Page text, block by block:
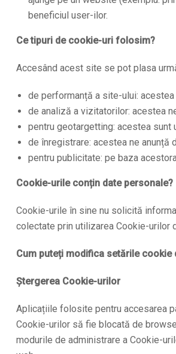
beneficiul user-ilor.
Ce tipuri de cookie-uri folosim?
Accesând acest site se pot plasa
de performanță a site-ului:
de analiză a vizitatorilor: acestea
pentru geotargetting: acestea
de înregistrare: acestea ne anunță
pentru publicitate: pe baza
Cookie-urile conțin date personale?
Cookie-urile în sine nu solicită
colectate prin utilizarea Cookie-urilor
Cum puteți modifica setările
Ștergerea Cookie-urilor
Aplicațiile folosite pentru accesarea
Cookie-urilor să fie blocată de
modurile de administrare a Cookie-